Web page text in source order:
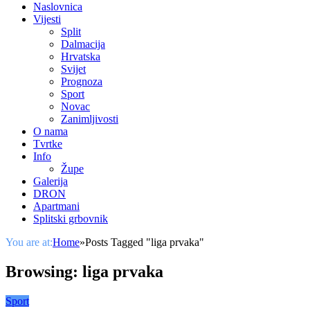
Naslovnica
Vijesti
Split
Dalmacija
Hrvatska
Svijet
Prognoza
Sport
Novac
Zanimljivosti
O nama
Tvrtke
Info
Župe
Galerija
DRON
Apartmani
Splitski grbovnik
You are at:Home»Posts Tagged "liga prvaka"
Browsing: liga prvaka
Sport